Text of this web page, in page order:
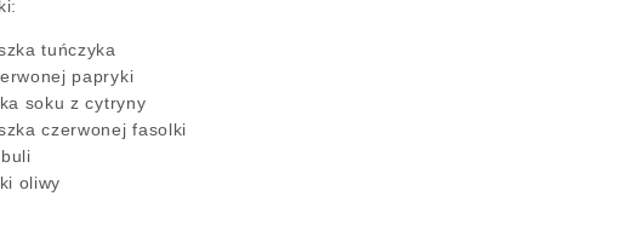
tuńczyka
papryki
soku z cytryny
czerwonej fasolki
oliwy